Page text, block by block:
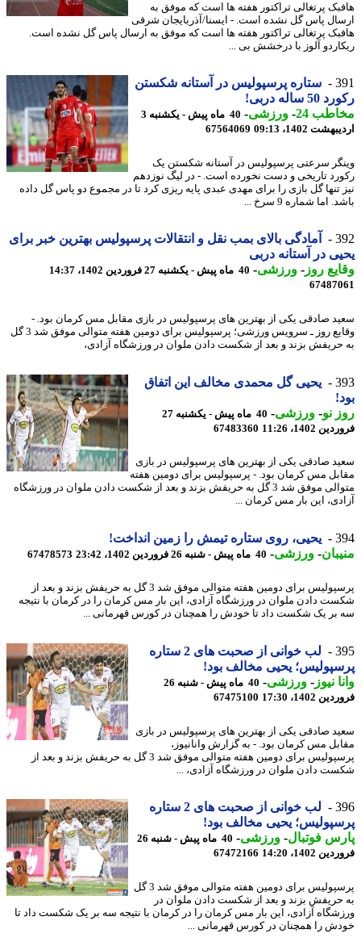
پرتغالی تراکتور هفته ها است که موفق به
پاس گل نشده است. - ایسنا/آذربایجان شرقی
پرتغالی تراکتور هفته ها است که موفق به ارسال پاس گل نشده است.
آلوز با درخشش بی ...
ستاره پرسپولیس در آستانه شکستن
ساله دربی!
24
-ورزشی-
40 ماه پیش - یکشنبه 3
1402، 09:13
67564069
سرعتی پرسپولیس در آستانه شکستن یک
تاریخی و دست نخورده است. - در لیگ نوزدهم
تنها گل بازی را برای مهدی عبدی پایه ریزی کرد تا در مجموع دو پاس گل داده
اما شماره 9 سرخ ...
آمادگی بالای بمب نقل و انتقالات پرسپولیس بهترین خبر برای
در آستانه دربی
روز -ورزشی-40 ماه پیش - یکشنبه 27 فروردین 1402، 14:37
صادقی یکی از بهترین های پرسپولیس در بازی مقابل مس کرمان بود. -
وقایع روز ـ سرویس ورزشی؛ پرسپولیس برای دومین هفته متوالی موفق شد 3 گل
بزند و بعد از شکست دادن ملوان در ورزشگاه آزادی،
یحیی گل محمدی مخالف این اتفاق
نو- ورزشی-
40 ماه پیش - یکشنبه 27
1402، 11:26
67483360
صادقی یکی از بهترین های پرسپولیس در بازی
مس کرمان بود. - پرسپولیس برای دومین هفته
متوالی موفق شد 3 گل به حریفش بزند و بعد از شکست دادن ملوان در ورزشگاه
این بار مس کرمان ...
یحیی، روی ستاره تیمش را زمین انداخت!
-ورزشی-40 ماه پیش - شنبه 26 فروردین 1402، 23:42 67478573
پرسپولیس برای دومین هفته متوالی موفق شد 3 گل به حریفش بزند و بعد از
دادن ملوان در ورزشگاه آزادی، این بار مس کرمان را در کرمان با نتیجه
یک شکست داد تا خودش را همچنان در کورس قهرمانی ...
لب خوانی از صحبت های 2 ستاره
یحیی مخالف بود!
نیوز-ورزشی-
40 ماه پیش - شنبه 26
1402، 17:30
67475100
صادقی یکی از بهترین های پرسپولیس در بازی
مس کرمان بود. - به گزارش وانانیوز،
پرسپولیس برای دومین هفته متوالی موفق شد 3 گل به حریفش بزند و بعد از
دادن ملوان در ورزشگاه آزادی، ...
لب خوانی از صحبت های 2 ستاره
یحیی مخالف بود!
فوتبال-ورزشی-
40 ماه پیش - شنبه 26
1402، 14:20
67472166
پرسپولیس برای دومین هفته متوالی موفق شد 3 گل
بزند و بعد از شکست دادن ملوان در
آزادی، این بار مس کرمان را در کرمان با نتیجه سه بر یک شکست داد تا
را همچنان در کورس قهرمانی ...